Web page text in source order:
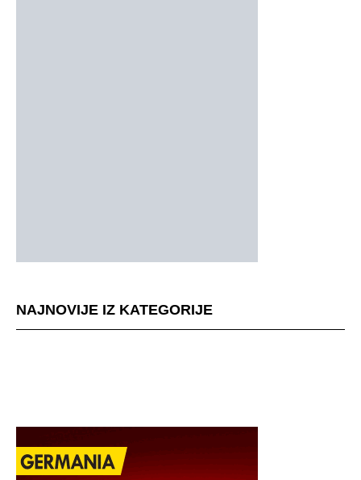
NAJNOVIJE IZ KATEGORIJE